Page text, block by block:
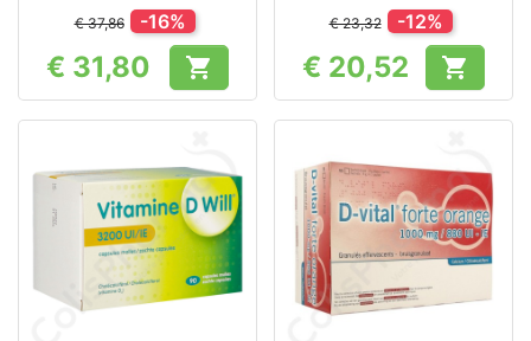
€ 37,86 -16%
Prijs
€ 31,80 
€ 23,32 -12%
Prijs
€ 20,52 